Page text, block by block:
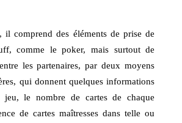
il comprend des éléments de prise de
comme le poker, mais surtout de
les partenaires, par deux moyens
qui donnent quelques informations
le nombre de cartes de chaque
de cartes maîtresses dans telle ou